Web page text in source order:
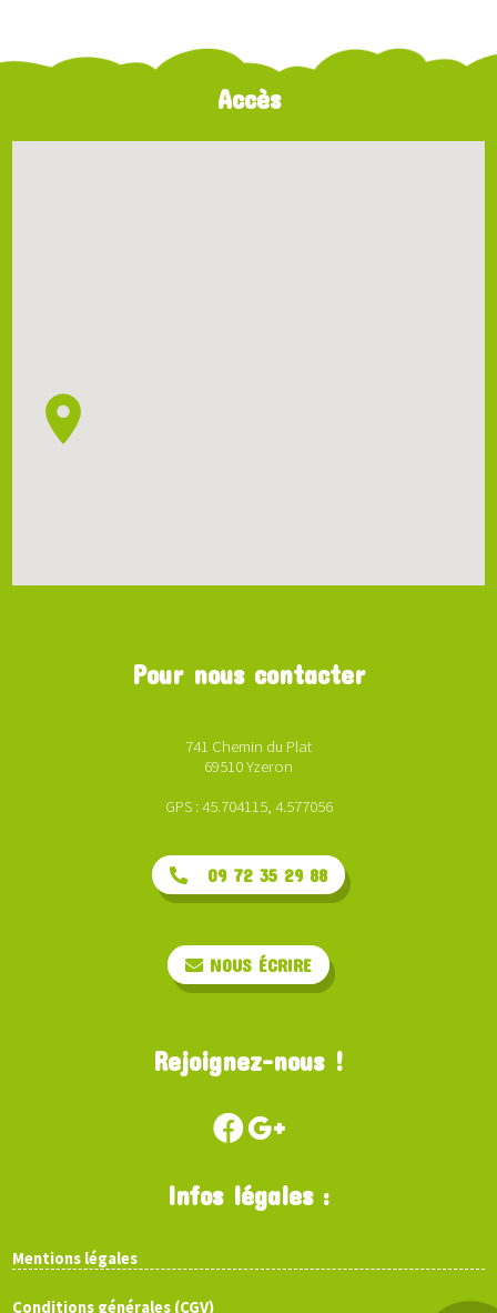
Accès
Pour nous contacter
741 Chemin du Plat
69510 Yzeron
GPS : 45.704115, 4.577056
09 72 35 29 88
NOUS ÉCRIRE
Rejoignez-nous !
Infos légales :
Mentions légales
Conditions générales (CGV)